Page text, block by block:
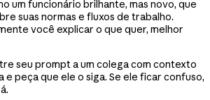
um funcionário brilhante, mas novo, que
suas normas e fluxos de trabalho.
você explicar o que quer, melhor
seu prompt a um colega com contexto
e peça que ele o siga. Se ele ficar confuso,